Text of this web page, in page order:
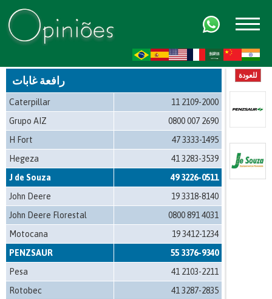
رافعة غابات
Caterpillar
11 2109-2000
Grupo AIZ
0800 007 2690
H Fort
47 3333-1495
Hegeza
41 3283-3539
J de Souza
49 3226-0511
John Deere
19 3318-8140
John Deere Florestal
0800 891 4031
Motocana
19 3412-1234
PENZSAUR
55 3376-9340
Pesa
41 2103-2211
Rotobec
41 3287-2835
للعودة